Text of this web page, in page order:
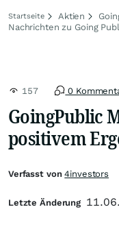
Startseite Aktien
Nachrichten zu Going
157 0
GoingPublic
positivem
Verfasst von4investors
Letzte Änderung